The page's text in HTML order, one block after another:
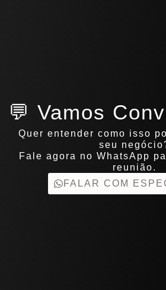
💬 Vamos
Quer entender como isso
seu
Fale agora no WhatsApp
reunião.
FALAR COM